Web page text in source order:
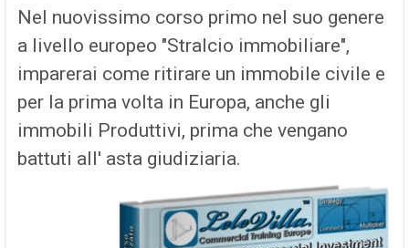
Nel nuovissimo corso primo nel suo genere
a livello europeo "Stralcio immobiliare",
imparerai come ritirare un immobile civile e
per la prima volta in Europa, anche gli
immobili Produttivi, prima che vengano
battuti all' asta giudiziaria.